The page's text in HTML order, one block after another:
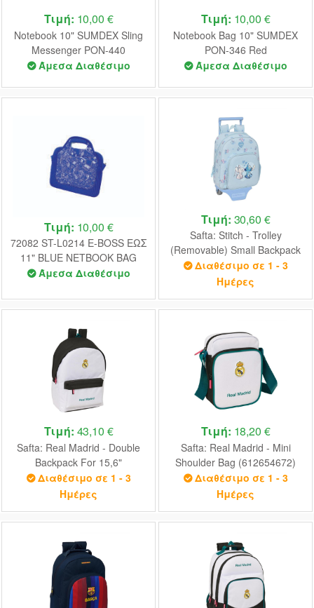
Τιμή: 10,00 €
Notebook 10" SUMDEX Sling
Messenger PON-440
Άμεσα Διαθέσιμο
Τιμή: 10,00 €
Notebook Bag 10" SUMDEX
PON-346 Red
Άμεσα Διαθέσιμο
Τιμή: 10,00 €
72082 ST-L0214 E-BOSS ΕΩΣ
11" BLUE NETBOOK BAG
Άμεσα Διαθέσιμο
Τιμή: 30,60 €
Safta: Stitch - Trolley
(Removable) Small Backpack
(34cm) (612602006)
Διαθέσιμο σε 1 - 3
Ημέρες
Τιμή: 43,10 €
Safta: Real Madrid - Double
Backpack For 15,6"
Laptop+Usb (612654820)
Διαθέσιμο σε 1 - 3
Ημέρες
Τιμή: 18,20 €
Safta: Real Madrid - Mini
Shoulder Bag (612654672)
Διαθέσιμο σε 1 - 3
Ημέρες